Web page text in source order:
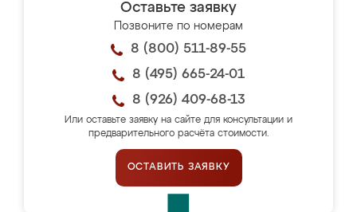
Оставьте заявку
Позвоните по номерам
8 (800) 511-89-55
8 (495) 665-24-01
8 (926) 409-68-13
Или оставьте заявку на сайте для консультации и
предварительного расчёта стоимости.
ОСТАВИТЬ ЗАЯВКУ